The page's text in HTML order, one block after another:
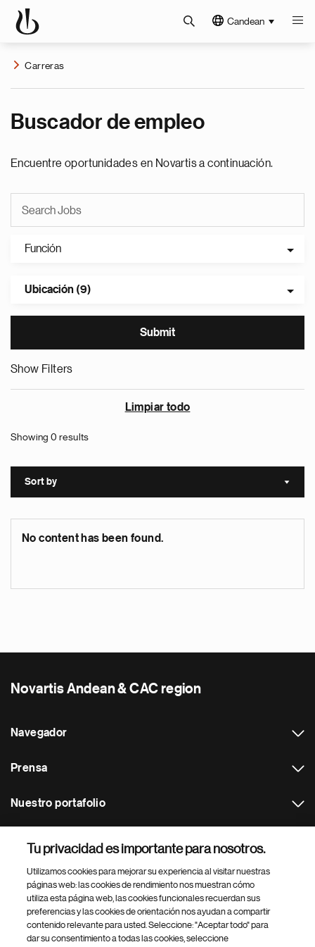
Candean
Carreras
Buscador de empleo
Encuentre oportunidades en Novartis a continuación.
Función
Ubicación (9)
Show Filters
Limpiar todo
Showing 0 results
Sort by Sort
No content has been found.
Novartis Andean & CAC region
Navegador
Prensa
Nuestro portafolio
Footer Site Search
Tu privacidad es importante para nosotros.
Utilizamos cookies para mejorar su experiencia al visitar nuestras
páginas web: las cookies de rendimiento nos muestran cómo
utiliza esta página web, las cookies funcionales recuerdan sus
preferencias y las cookies de orientación nos ayudan a compartir
contenido relevante para usted. Seleccione: "Aceptar todo" para
dar su consentimiento a todas las cookies, seleccione